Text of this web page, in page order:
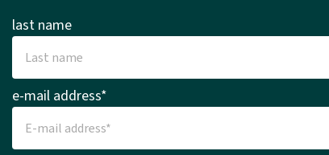
last name
e-mail address*